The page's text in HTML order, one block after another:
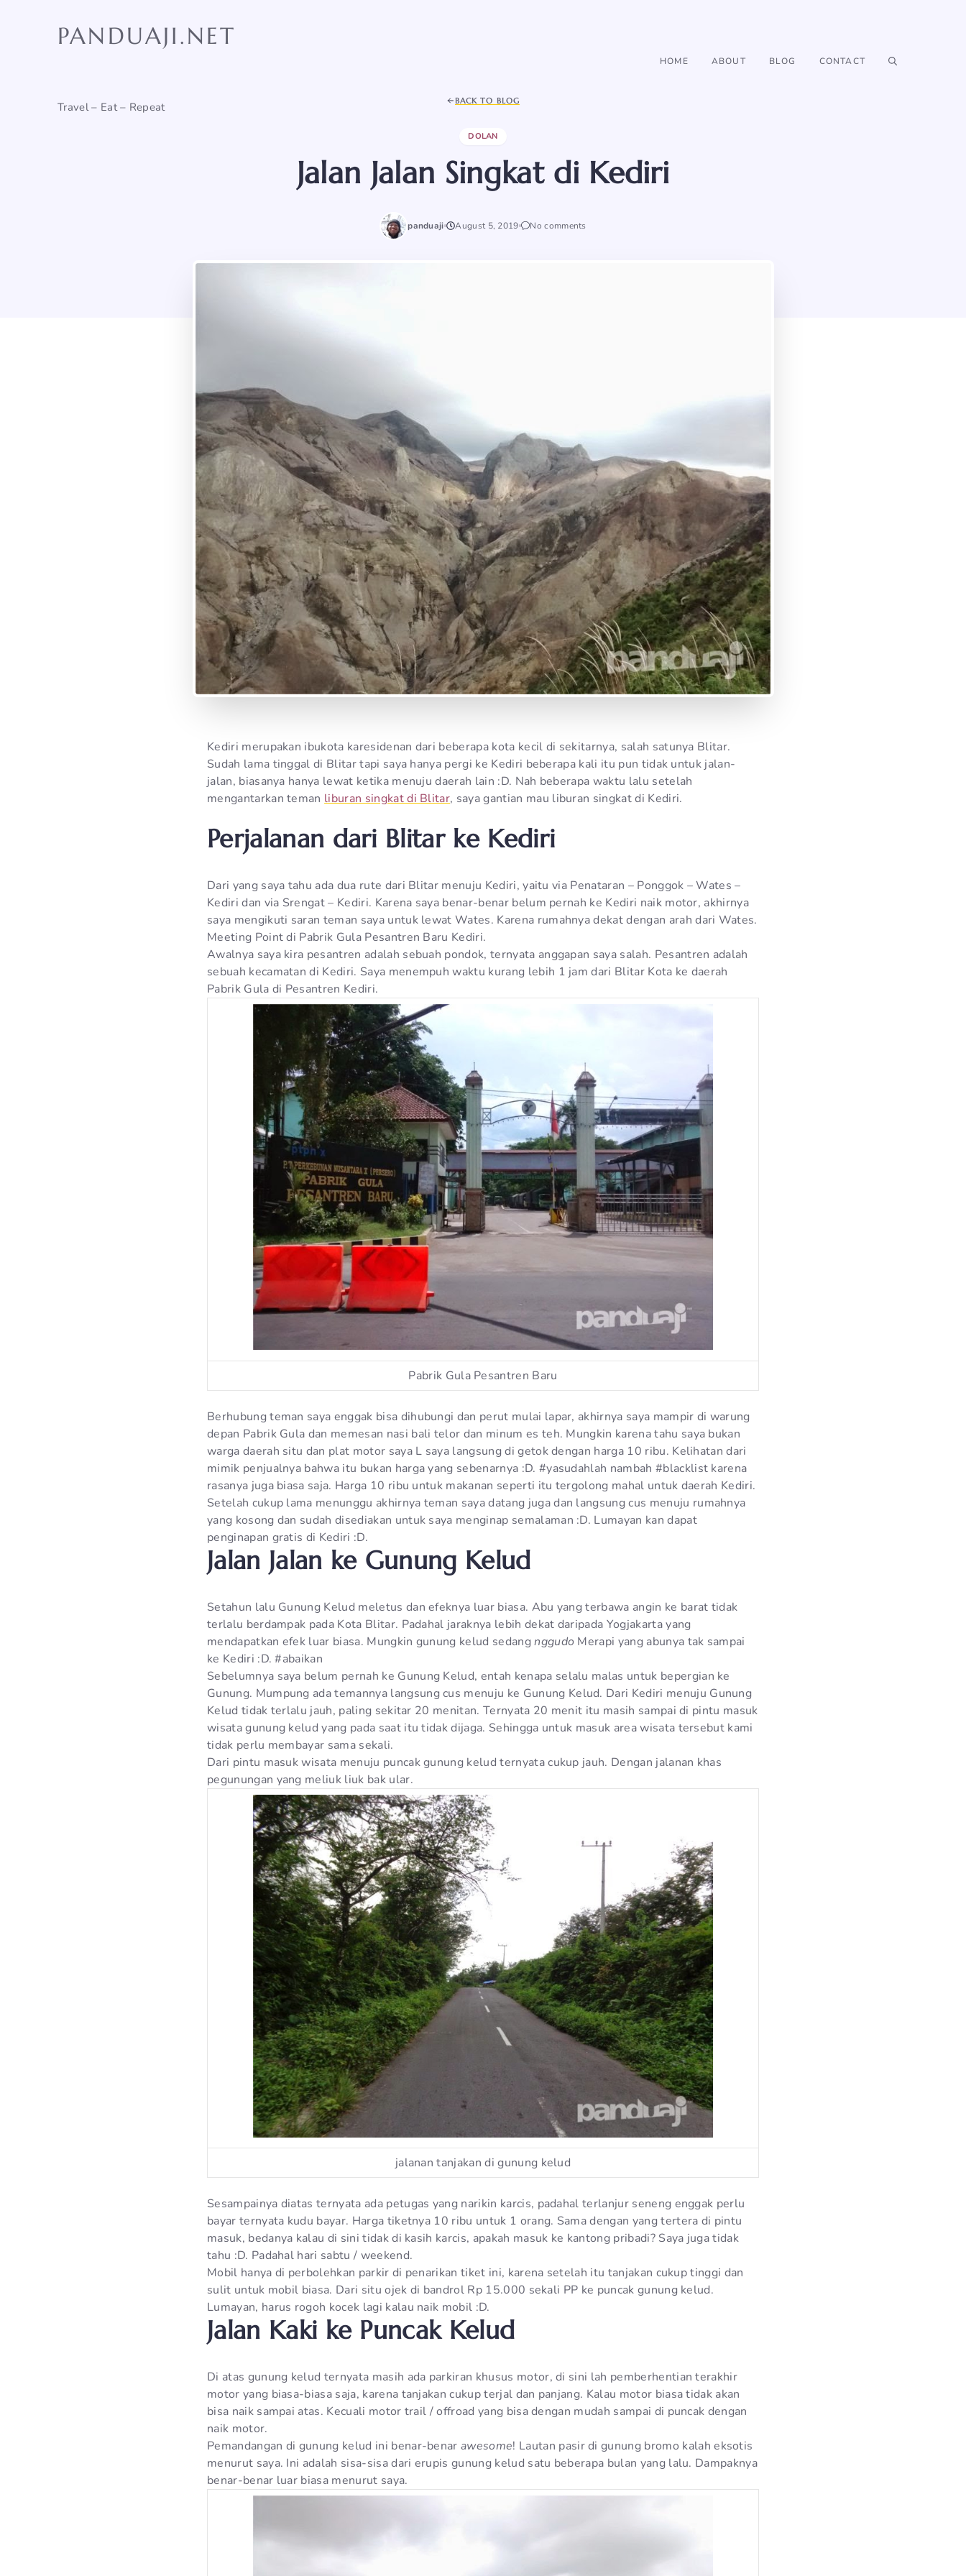
PANDUAJI.NET
Travel – Eat – Repeat
HOME ABOUT BLOG CONTACT
BACK TO BLOG
DOLAN
Jalan Jalan Singkat di Kediri
panduaji August 5, 2019 No comments
Kediri merupakan ibukota karesidenan dari beberapa kota kecil di sekitarnya, salah satunya Blitar.
Sudah lama tinggal di Blitar tapi saya hanya pergi ke Kediri beberapa kali itu pun tidak untuk jalan-
jalan, biasanya hanya lewat ketika menuju daerah lain :D. Nah beberapa waktu lalu setelah
mengantarkan teman liburan singkat di Blitar, saya gantian mau liburan singkat di Kediri.
Perjalanan dari Blitar ke Kediri
Dari yang saya tahu ada dua rute dari Blitar menuju Kediri, yaitu via Penataran – Ponggok – Wates –
Kediri dan via Srengat – Kediri. Karena saya benar-benar belum pernah ke Kediri naik motor, akhirnya
saya mengikuti saran teman saya untuk lewat Wates. Karena rumahnya dekat dengan arah dari Wates.
Meeting Point di Pabrik Gula Pesantren Baru Kediri.
Awalnya saya kira pesantren adalah sebuah pondok, ternyata anggapan saya salah. Pesantren adalah
sebuah kecamatan di Kediri. Saya menempuh waktu kurang lebih 1 jam dari Blitar Kota ke daerah
Pabrik Gula di Pesantren Kediri.
Pabrik Gula Pesantren Baru
Berhubung teman saya enggak bisa dihubungi dan perut mulai lapar, akhirnya saya mampir di warung
depan Pabrik Gula dan memesan nasi bali telor dan minum es teh. Mungkin karena tahu saya bukan
warga daerah situ dan plat motor saya L saya langsung di getok dengan harga 10 ribu. Kelihatan dari
mimik penjualnya bahwa itu bukan harga yang sebenarnya :D. #yasudahlah nambah #blacklist karena
rasanya juga biasa saja. Harga 10 ribu untuk makanan seperti itu tergolong mahal untuk daerah Kediri.
Setelah cukup lama menunggu akhirnya teman saya datang juga dan langsung cus menuju rumahnya
yang kosong dan sudah disediakan untuk saya menginap semalaman :D. Lumayan kan dapat
penginapan gratis di Kediri :D.
Jalan Jalan ke Gunung Kelud
Setahun lalu Gunung Kelud meletus dan efeknya luar biasa. Abu yang terbawa angin ke barat tidak
terlalu berdampak pada Kota Blitar. Padahal jaraknya lebih dekat daripada Yogjakarta yang
mendapatkan efek luar biasa. Mungkin gunung kelud sedangnggudo Merapi yang abunya tak sampai
ke Kediri :D. #abaikan
Sebelumnya saya belum pernah ke Gunung Kelud, entah kenapa selalu malas untuk bepergian ke
Gunung. Mumpung ada temannya langsung cus menuju ke Gunung Kelud. Dari Kediri menuju Gunung
Kelud tidak terlalu jauh, paling sekitar 20 menitan. Ternyata 20 menit itu masih sampai di pintu masuk
wisata gunung kelud yang pada saat itu tidak dijaga. Sehingga untuk masuk area wisata tersebut kami
tidak perlu membayar sama sekali.
Dari pintu masuk wisata menuju puncak gunung kelud ternyata cukup jauh. Dengan jalanan khas
pegunungan yang meliuk liuk bak ular.
jalanan tanjakan di gunung kelud
Sesampainya diatas ternyata ada petugas yang narikin karcis, padahal terlanjur seneng enggak perlu
bayar ternyata kudu bayar. Harga tiketnya 10 ribu untuk 1 orang. Sama dengan yang tertera di pintu
masuk, bedanya kalau di sini tidak di kasih karcis, apakah masuk ke kantong pribadi? Saya juga tidak
tahu :D. Padahal hari sabtu / weekend.
Mobil hanya di perbolehkan parkir di penarikan tiket ini, karena setelah itu tanjakan cukup tinggi dan
sulit untuk mobil biasa. Dari situ ojek di bandrol Rp 15.000 sekali PP ke puncak gunung kelud.
Lumayan, harus rogoh kocek lagi kalau naik mobil :D.
Jalan Kaki ke Puncak Kelud
Di atas gunung kelud ternyata masih ada parkiran khusus motor, di sini lah pemberhentian terakhir
motor yang biasa-biasa saja, karena tanjakan cukup terjal dan panjang. Kalau motor biasa tidak akan
bisa naik sampai atas. Kecuali motor trail / offroad yang bisa dengan mudah sampai di puncak dengan
naik motor.
Pemandangan di gunung kelud ini benar-benarawesome! Lautan pasir di gunung bromo kalah eksotis
menurut saya. Ini adalah sisa-sisa dari erupis gunung kelud satu beberapa bulan yang lalu. Dampaknya
benar-benar luar biasa menurut saya.